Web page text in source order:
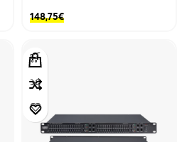
148,75€